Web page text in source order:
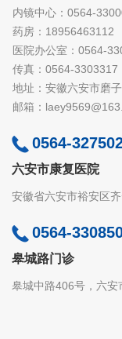
内镜中心：0564-
药房：18956463112
医院办公室：0564-
传真：0564-3303317
地址：安徽六安市磨
邮箱：
0564-
六安市康复医院
安徽省六安市裕安区
0564-
皋城路门诊
皋城中路406号，六安